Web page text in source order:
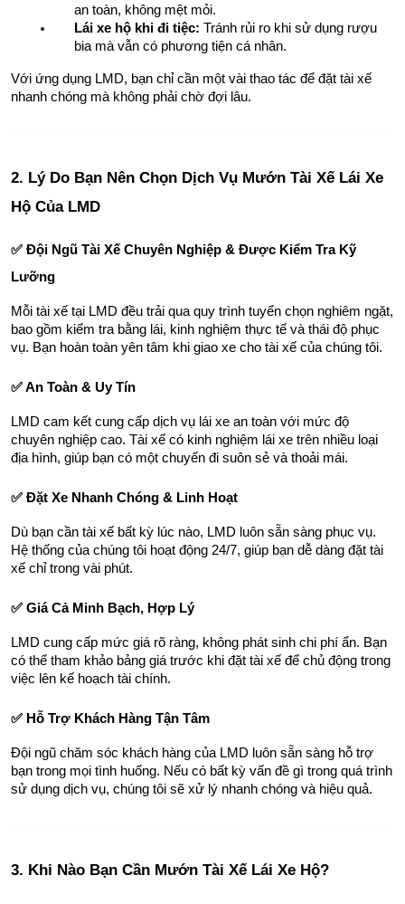
an toàn, không mệt mỏi.
Lái xe hộ khi đi tiệc: Tránh rủi ro khi sử dụng rượu
bia mà vẫn có phương tiện cá nhân.
Với ứng dụng LMD, bạn chỉ cần một vài thao tác để đặt tài xế
nhanh chóng mà không phải chờ đợi lâu.
2. Lý Do Bạn Nên Chọn Dịch Vụ Mướn Tài Xế Lái Xe
Hộ Của LMD
✅ Đội Ngũ Tài Xế Chuyên Nghiệp & Được Kiểm Tra Kỹ
Lưỡng
Mỗi tài xế tại LMD đều trải qua quy trình tuyển chọn nghiêm ngặt,
bao gồm kiểm tra bằng lái, kinh nghiệm thực tế và thái độ phục
vụ. Bạn hoàn toàn yên tâm khi giao xe cho tài xế của chúng tôi.
✅ An Toàn & Uy Tín
LMD cam kết cung cấp dịch vụ lái xe an toàn với mức độ
chuyên nghiệp cao. Tài xế có kinh nghiệm lái xe trên nhiều loại
địa hình, giúp bạn có một chuyến đi suôn sẻ và thoải mái.
✅ Đặt Xe Nhanh Chóng & Linh Hoạt
Dù bạn cần tài xế bất kỳ lúc nào, LMD luôn sẵn sàng phục vụ.
Hệ thống của chúng tôi hoạt động 24/7, giúp bạn dễ dàng đặt tài
xế chỉ trong vài phút.
✅ Giá Cả Minh Bạch, Hợp Lý
LMD cung cấp mức giá rõ ràng, không phát sinh chi phí ẩn. Bạn
có thể tham khảo bảng giá trước khi đặt tài xế để chủ động trong
việc lên kế hoạch tài chính.
✅ Hỗ Trợ Khách Hàng Tận Tâm
Đội ngũ chăm sóc khách hàng của LMD luôn sẵn sàng hỗ trợ
bạn trong mọi tình huống. Nếu có bất kỳ vấn đề gì trong quá trình
sử dụng dịch vụ, chúng tôi sẽ xử lý nhanh chóng và hiệu quả.
3. Khi Nào Bạn Cần Mướn Tài Xế Lái Xe Hộ?